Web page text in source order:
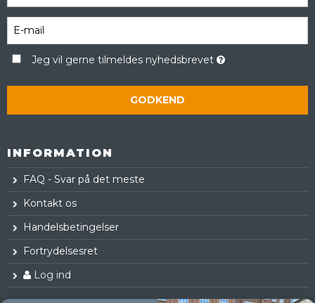
Jeg vil gerne tilmeldes nyhedsbrevet
GODKEND
INFORMATION
FAQ - Svar på det meste
Kontakt os
Handelsbetingelser
Fortrydelsesret
Log ind